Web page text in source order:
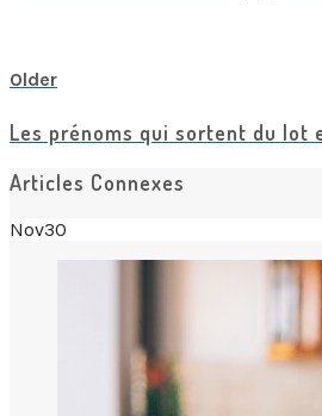
Older
Les prénoms qui sortent du lot
Articles Connexes
Nov30